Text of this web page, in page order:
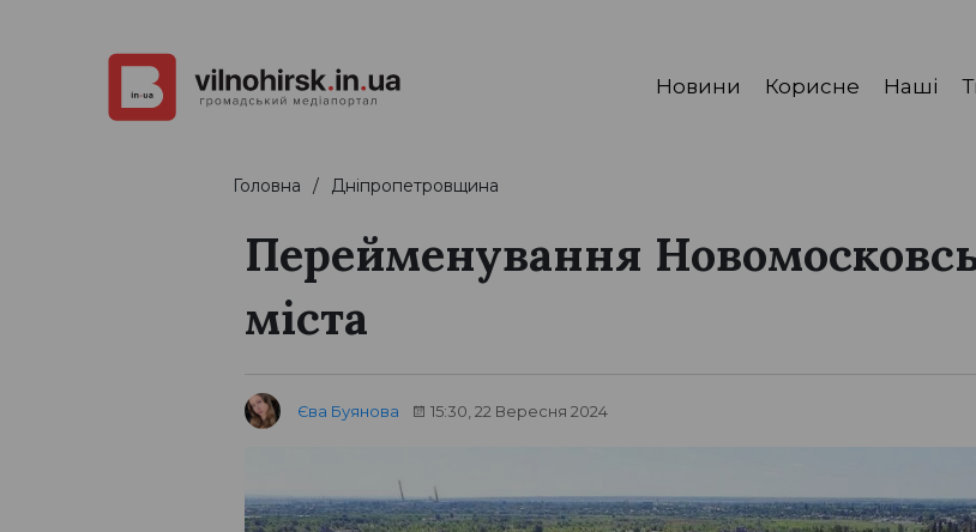
Новини Корисне Наші
Головна Дніпропетровщина
Перейменування
міста
Єва Буянова 15:30, 22 Вересня 2024